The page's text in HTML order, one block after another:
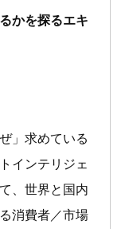
かを探るエキ
」求めている
インテリジェ
、世界と国内
消費者／市場